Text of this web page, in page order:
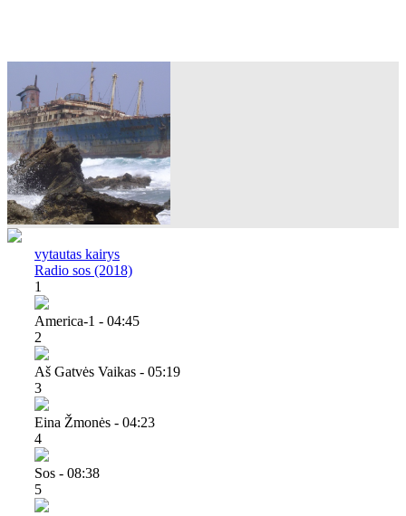
vytautas kairys
Radio sos (2018)
1
America-1 - 04:45
2
Aš Gatvės Vaikas - 05:19
3
Eina Žmonės - 04:23
4
Sos - 08:38
5